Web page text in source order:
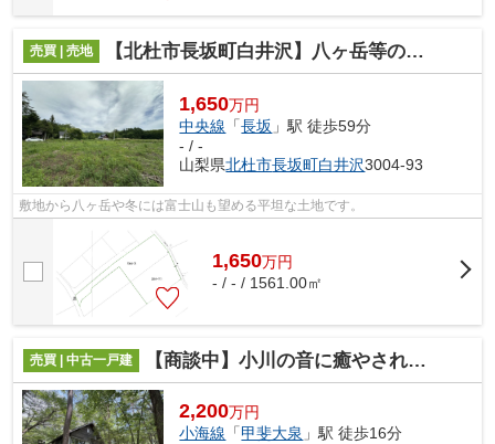
売買 | 売地 【北杜市長坂町白井沢】八ヶ岳等の山並みが望める土地
1,650万円
中央線 「長坂 」駅 徒歩59分
- / -
山梨県北杜市長坂町白井沢3004-93
敷地から八ヶ岳や冬には富士山も望める平坦な土地です。
1,650万円
- / - / 1561.00㎡
売買 | 中古一戸建 【商談中】小川の音に癒やされる物件
2,200万円
小海線 「甲斐大泉 」駅 徒歩16分